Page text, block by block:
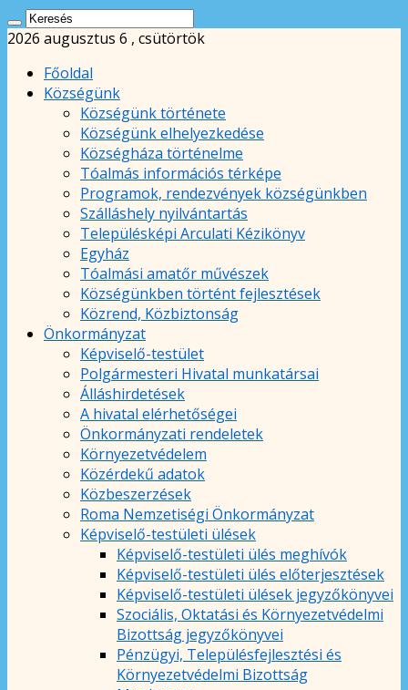
2026 augusztus 6 , csütörtök
Főoldal
Községünk
Községünk története
Községünk elhelyezkedése
Községháza történelme
Tóalmás információs térképe
Programok, rendezvények községünkben
Szálláshely nyilvántartás
Településképi Arculati Kézikönyv
Egyház
Tóalmási amatőr művészek
Községünkben történt fejlesztések
Közrend, Közbiztonság
Önkormányzat
Képviselő-testület
Polgármesteri Hivatal munkatársai
Álláshirdetések
A hivatal elérhetőségei
Önkormányzati rendeletek
Környezetvédelem
Közérdekű adatok
Közbeszerzések
Roma Nemzetiségi Önkormányzat
Képviselő-testületi ülések
Képviselő-testületi ülés meghívók
Képviselő-testületi ülés előterjesztések
Képviselő-testületi ülések jegyzőkönyvei
Szociális, Oktatási és Környezetvédelmi
Bizottság jegyzőkönyvei
Pénzügyi, Településfejlesztési és
Környezetvédelmi Bizottság